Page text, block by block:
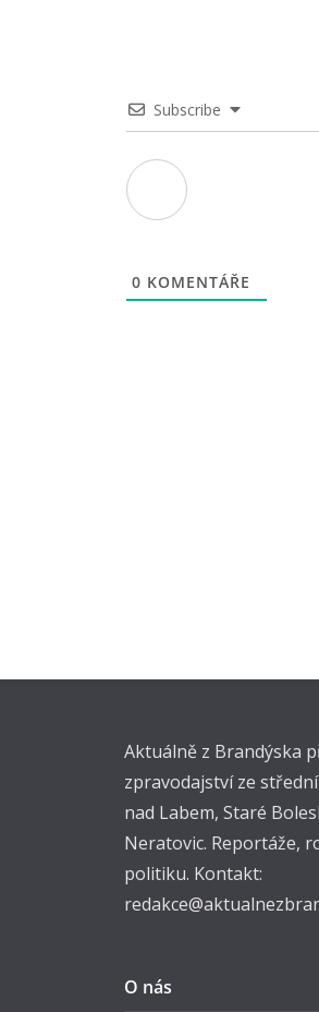
Subscribe
0 KOMENTÁŘE
Aktuálně z Brandýska
zpravodajství ze
nad Labem, Staré
Neratovic. Reportáže,
politiku. Kontakt:
O nás